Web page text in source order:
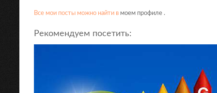
Все мои посты можно найти в моем профиле .
Рекомендуем посетить: